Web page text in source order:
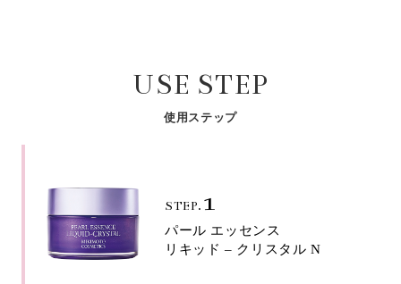
USE STEP
使用ステップ
STEP. 1
パール エッセンス
リキッド – クリスタル N